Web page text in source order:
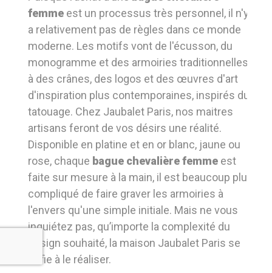
femme est un processus très personnel, il n'y
a relativement pas de règles dans ce monde
moderne. Les motifs vont de l'écusson, du
monogramme et des armoiries traditionnelles
à des crânes, des logos et des œuvres d'art
d'inspiration plus contemporaines, inspirés du
tatouage. Chez Jaubalet Paris, nos maitres
artisans feront de vos désirs une réalité.
Disponible en platine et en or blanc, jaune ou
rose, chaque bague chevalière femme est
faite sur mesure à la main, il est beaucoup plus
compliqué de faire graver les armoiries à
l'envers qu'une simple initiale. Mais ne vous
inquiétez pas, qu’importe la complexité du
design souhaité, la maison Jaubalet Paris se
défie à le réaliser.